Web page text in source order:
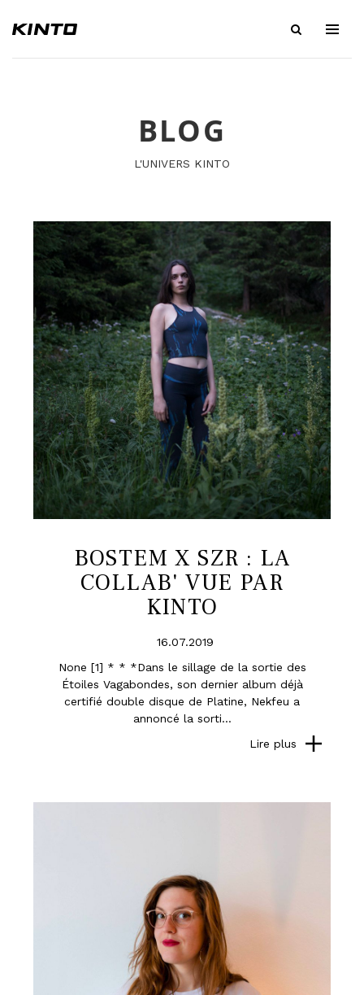
BLOG
L'UNIVERS KINTO
BOSTEM X SZR : LA
COLLAB' VUE PAR
KINTO
16.07.2019
None [1] * * *Dans le sillage de la sortie des
Étoiles Vagabondes, son dernier album déjà
certifié double disque de Platine, Nekfeu a
annoncé la sorti...
Lire plus